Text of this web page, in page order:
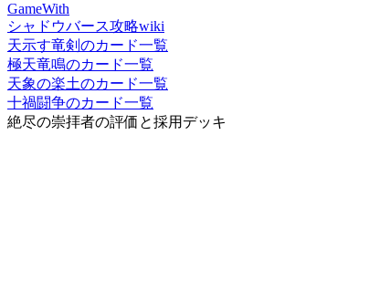
GameWith
シャドウバース攻略wiki
天示す竜剣のカード一覧
極天竜鳴のカード一覧
天象の楽土のカード一覧
十禍闘争のカード一覧
絶尽の崇拝者の評価と採用デッキ